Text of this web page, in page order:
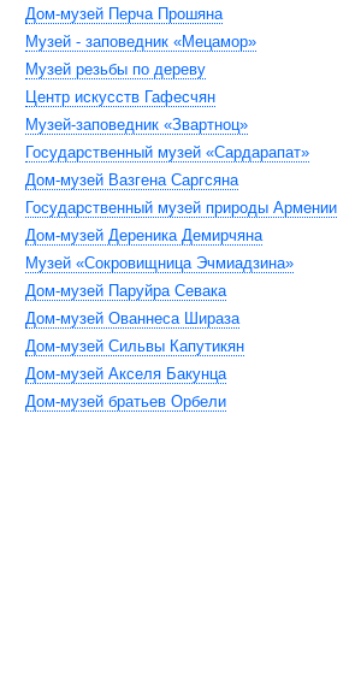
Дом-музей Перча Прошяна
Музей - заповедник «Мецамор»
Музей резьбы по дереву
Центр искусств Гафесчян
Музей-заповедник «Звартноц»
Государственный музей «Сардарапат»
Дом-музей Вазгена Саргсяна
Государственный музей природы Армении
Дом-музей Дереника Демирчяна
Музей «Сокровищница Эчмиадзина»
Дом-музей Паруйра Севака
Дом-музей Ованнеса Шираза
Дом-музей Сильвы Капутикян
Дом-музей Акселя Бакунца
Дом-музей братьев Орбели